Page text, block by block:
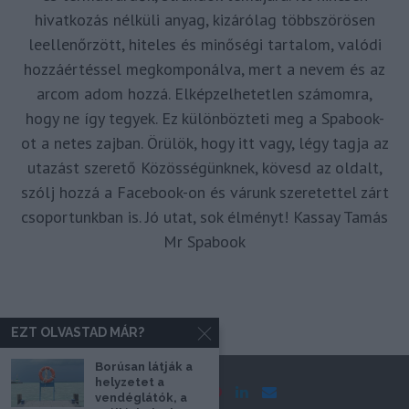
hivatkozás nélküli anyag, kizárólag többszörösen
leellenőrzött, hiteles és minőségi tartalom, valódi
hozzáértéssel megkomponálva, mert a nevem és az
arcom adom hozzá. Elképzelhetetlen számomra,
hogy ne így tegyek. Ez különbözteti meg a Spabook-
ot a netes zajban. Örülök, hogy itt vagy, légy tagja az
utazást szerető Közösségünknek, kövesd az oldalt,
szólj hozzá a Facebook-on és várunk szeretettel zárt
csoportunkban is. Jó utat, sok élményt! Kassay Tamás
Mr Spabook
EZT OLVASTAD MÁR?
Borúsan látják a
helyzetet a
vendéglátók, a